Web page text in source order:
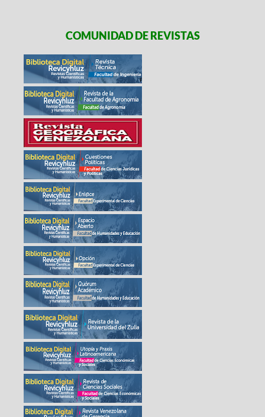
COMUNIDAD DE REVISTAS